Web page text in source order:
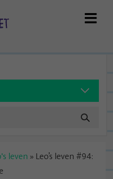
leven » Leo’s leven #94: